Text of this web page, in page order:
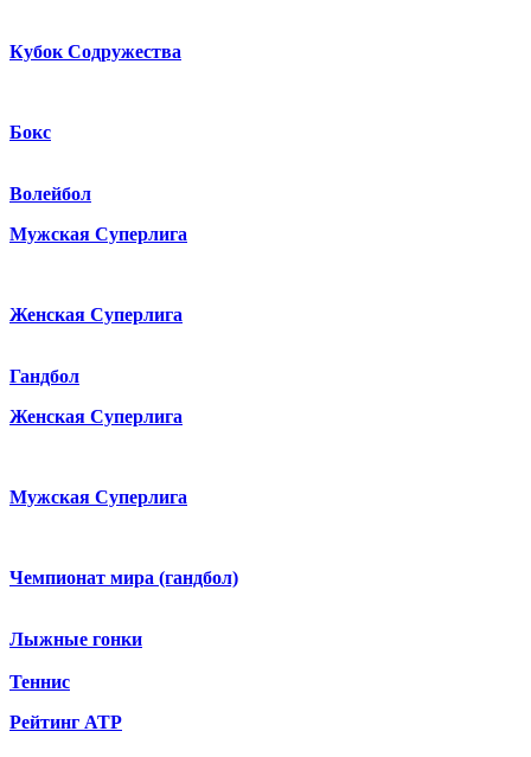
Кубок Содружества
Бокс
Волейбол
Мужская Суперлига
Женская Суперлига
Гандбол
Женская Суперлига
Мужская Суперлига
Чемпионат мира (гандбол)
Лыжные гонки
Теннис
Рейтинг ATP